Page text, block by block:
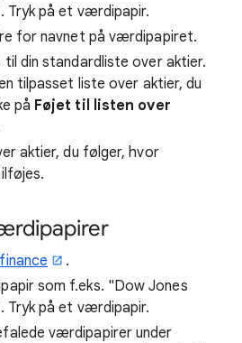
Tryk på et værdipapir.
for navnet på værdipapiret.
din standardliste over aktier.
tilpasset liste over aktier, du
på Føjet til listen over
aktier, du følger, hvor
.
som f.eks. "Dow Jones
Tryk på et værdipapir.
værdipapirer under